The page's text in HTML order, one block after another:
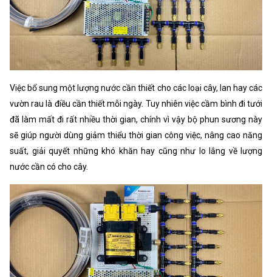
Việc bổ sung một lượng nước cần thiết cho các loại cây, lan hay các
vườn rau là điều cần thiết mỗi ngày. Tuy nhiên việc cầm bình đi tưới
đã làm mất đi rất nhiều thời gian, chính vì vậy bộ phun sương này
sẽ giúp người dùng giảm thiểu thời gian công việc, nâng cao năng
suất, giải quyết những khó khăn hay cũng như lo lắng về lượng
nước cần có cho cây.